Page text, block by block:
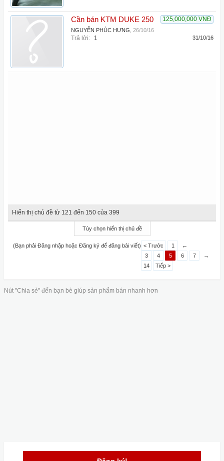
125,000,000 VNĐ
Cần bán KTM DUKE 250
NGUYỄN PHÚC HƯNG 26/10/16
Trả lời: 1 31/10/16
Hiển thị chủ đề từ 121 đến 150 của 399
Tùy chọn hiển thị chủ đề
(Bạn phải Đăng nhập hoặc Đăng ký để đăng bài viết) < Trước 1
←
3
4 5 6 7
→
14
Tiếp >
Nút "Chia sẻ" đến bạn bè giúp sản phẩm bán nhanh hơn